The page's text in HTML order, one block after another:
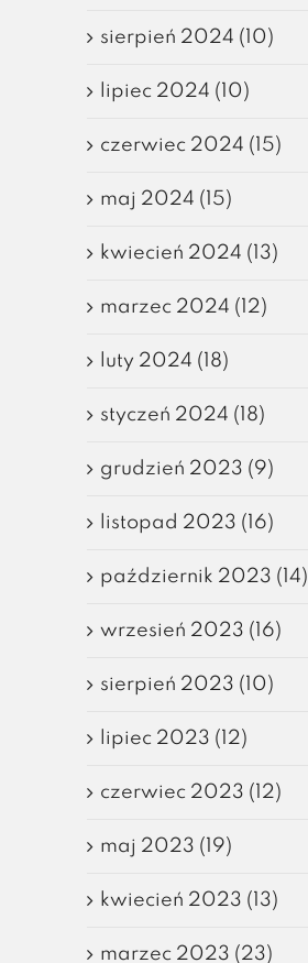
sierpień 2024 (10)
lipiec 2024 (10)
czerwiec 2024 (15)
maj 2024 (15)
kwiecień 2024 (13)
marzec 2024 (12)
luty 2024 (18)
styczeń 2024 (18)
grudzień 2023 (9)
listopad 2023 (16)
październik 2023 (14)
wrzesień 2023 (16)
sierpień 2023 (10)
lipiec 2023 (12)
czerwiec 2023 (12)
maj 2023 (19)
kwiecień 2023 (13)
marzec 2023 (23)